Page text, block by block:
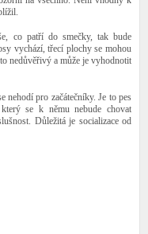
co patří do smečky, tak bude
vychází, třecí plochy se mohou
nedůvěřivý a může je vyhodnotit
nehodí pro začátečníky. Je to pes
se k němu nebude chovat
Důležitá je socializace od